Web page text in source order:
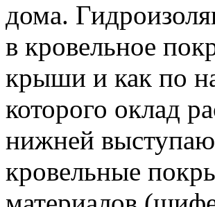
дома.
в кровельное
крыши и как по
которого оклад
нижней
кровельные